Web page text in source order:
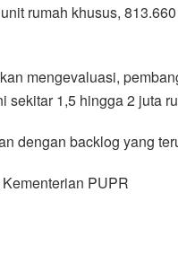
rumah khusus,
mengevaluasi,
sekitar 1,5 hingga 2 juta
dengan backlog yang
PUPR